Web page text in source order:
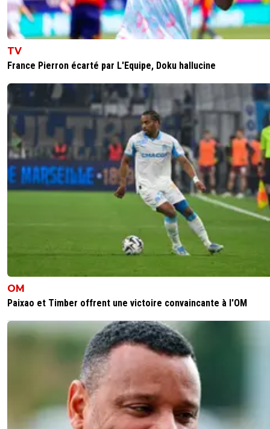
TV
France Pierron écarté par L'Equipe, Doku hallucine
OM
Paixao et Timber offrent une victoire convaincante à l'OM